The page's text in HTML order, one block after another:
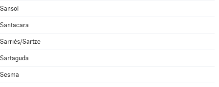
Sansol
Santacara
Sarriés/Sartze
Sartaguda
Sesma